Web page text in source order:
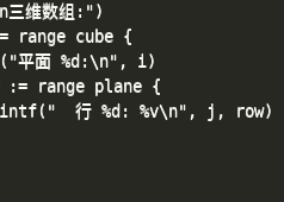
维数组:")
range cube {
平面 %d:\n", i)
:= range plane {
行 %d: %v\n", j, row)